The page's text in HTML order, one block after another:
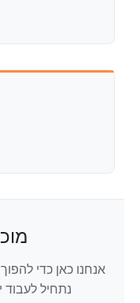
אנחנו כאן כדי
נתחיל